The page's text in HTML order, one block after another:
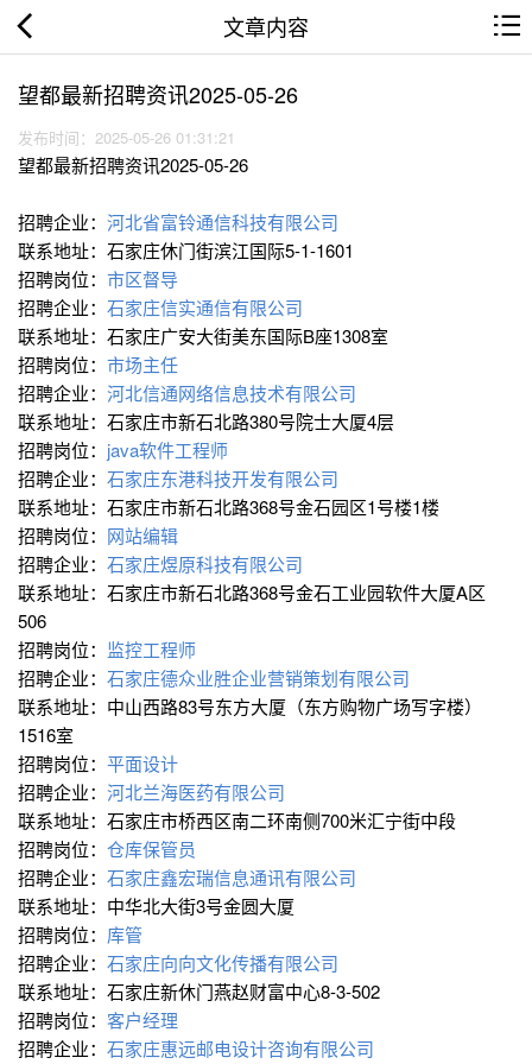
文章内容
望都最新招聘资讯2025-05-26
发布时间：2025-05-26 01:31:21
望都最新招聘资讯2025-05-26
招聘企业： 河北省富铃通信科技有限公司
联系地址：石家庄休门街滨江国际5-1-1601
招聘岗位： 市区督导
招聘企业： 石家庄信实通信有限公司
联系地址：石家庄广安大街美东国际B座1308室
招聘岗位： 市场主任
招聘企业： 河北信通网络信息技术有限公司
联系地址：石家庄市新石北路380号院士大厦4层
招聘岗位： java软件工程师
招聘企业： 石家庄东港科技开发有限公司
联系地址：石家庄市新石北路368号金石园区1号楼1楼
招聘岗位： 网站编辑
招聘企业： 石家庄煜原科技有限公司
联系地址：石家庄市新石北路368号金石工业园软件大厦A区
506
招聘岗位： 监控工程师
招聘企业： 石家庄德众业胜企业营销策划有限公司
联系地址：中山西路83号东方大厦（东方购物广场写字楼）
1516室
招聘岗位： 平面设计
招聘企业： 河北兰海医药有限公司
联系地址：石家庄市桥西区南二环南侧700米汇宁街中段
招聘岗位： 仓库保管员
招聘企业： 石家庄鑫宏瑞信息通讯有限公司
联系地址：中华北大街3号金圆大厦
招聘岗位： 库管
招聘企业： 石家庄向向文化传播有限公司
联系地址：石家庄新休门燕赵财富中心8-3-502
招聘岗位： 客户经理
招聘企业： 石家庄惠远邮电设计咨询有限公司